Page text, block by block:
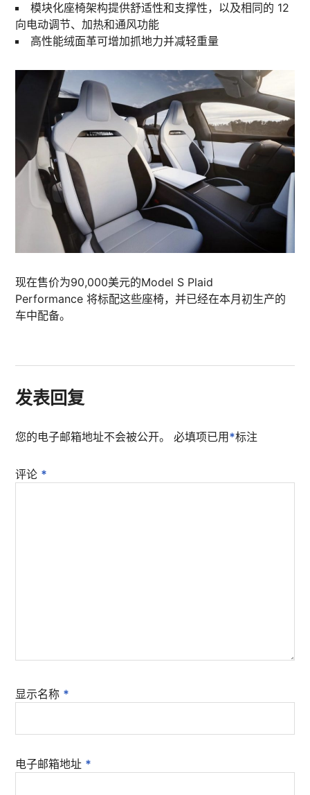
模块化座椅架构提供舒适性和支撑性，以及相同的 12
向电动调节、加热和通风功能
高性能绒面革可增加抓地力并减轻重量
现在售价为90,000美元的Model S Plaid
Performance 将标配这些座椅，并已经在本月初生产的
车中配备。
发表回复
您的电子邮箱地址不会被公开。 必填项已用*标注
评论 *
显示名称 *
电子邮箱地址 *